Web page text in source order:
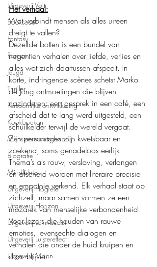
Uitgeverij Volt
Bookscout
Fantasy
Roman
Jeugd
Thriller
Persoonlijke ontwikkeling
Kookboeken
Mens en maatschappij
Biografie
Mindfulness
Uitgeverij Hogrefe
Uitgeverij Horizon
Uitgeverij Lemniscaat
Uitgeverij Luistereffect
Uitgeverij Moon
Het verhaal:
Wat verbindt mensen als alles uiteen
dreigt te vallen?
Dezelfde botten is een bundel van
negentien verhalen over liefde, verlies en
alles wat zich daartussen afspeelt. In
korte, indringende scènes schetst Marko
de Jong ontmoetingen die blijven
nazinderen: een gesprek in een café, een
afscheid dat te lang werd uitgesteld, een
schuilkelder terwijl de wereld vergaat.
Zijn personages zijn kwetsbaar en
zoekend, soms genadeloos eerlijk.
Thema’s als rouw, verslaving, verlangen
en afscheid worden met literaire precisie
en empathie verkend. Elk verhaal staat op
zichzelf, maar samen vormen ze een
mozaïek van menselijke verbondenheid.
Voor lezers die houden van rauwe
emoties, levensechte dialogen en
verhalen die onder de huid kruipen en
daar blijven.